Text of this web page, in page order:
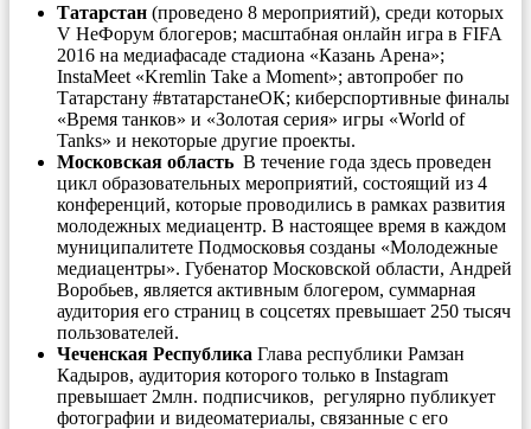
Татарстан (проведено 8 мероприятий), среди которых
V НеФорум блогеров; масштабная онлайн игра в FIFA
2016 на медиафасаде стадиона «Казань Арена»;
InstaMeet «Kremlin Take a Moment»; автопробег по
Татарстану #втатарстанеОК; киберспортивные финалы
«Время танков» и «Золотая серия» игры «World of
Tanks» и некоторые другие проекты.
Московская область В течение года здесь проведен
цикл образовательных мероприятий, состоящий из 4
конференций, которые проводились в рамках развития
молодежных медиацентр. В настоящее время в каждом
муниципалитете Подмосковья созданы «Молодежные
медиацентры». Губенатор Московской области, Андрей
Воробьев, является активным блогером, суммарная
аудитория его страниц в соцсетях превышает 250 тысяч
пользователей.
Чеченская Республика Глава республики Рамзан
Кадыров, аудитория которого только в Instagram
превышает 2млн. подписчиков, регулярно публикует
фотографии и видеоматериалы, связанные с его